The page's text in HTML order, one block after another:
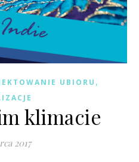
UBIORU ,
klimacie
2017